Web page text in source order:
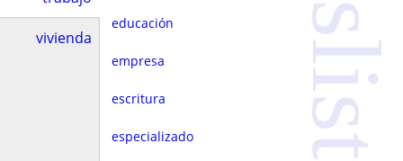
vivienda
educación
empresa
escritura
especializado